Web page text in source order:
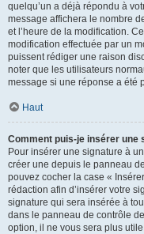
quelqu’un a déjà répondu à
message affichera le nombre
et l’heure de la modification.
modification effectuée par un
puissent rédiger une raison
noter que les utilisateurs
message si une réponse a été
Haut
Comment puis-je insérer une
Pour insérer une signature à
créer une depuis le panneau
pouvez cocher la case «
rédaction afin d’insérer votre
signature qui sera insérée à
dans le panneau de contrôle
option, il ne vous sera plus